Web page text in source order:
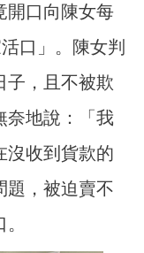
開口向陳女每
口」。陳女判
子，且不被欺
奈地說：「我
沒收到貨款的
題，被迫賣不